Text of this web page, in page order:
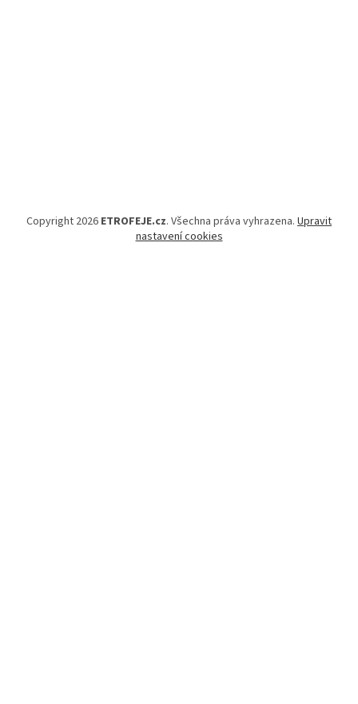
Copyright 2026 ETROFEJE.cz. Všechna práva vyhrazena. Upravit
nastavení cookies